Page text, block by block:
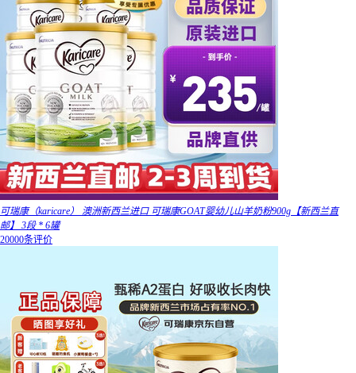
可瑞康（karicare） 澳洲新西兰进口 可瑞康GOAT婴幼儿山羊奶粉900g【新西兰直
邮】 3段 * 6罐
20000条评价